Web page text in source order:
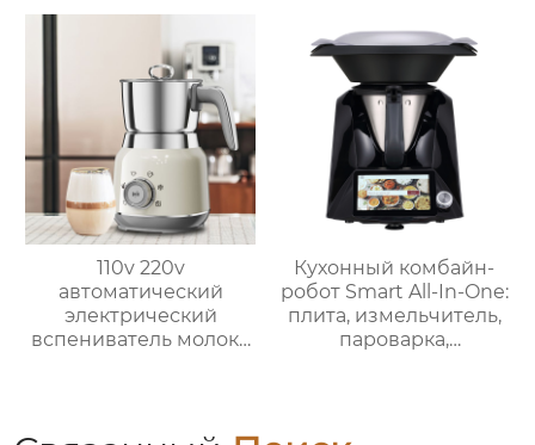
изоляционные
многослойное
приготовление льда,
быстрое
высвобождение,
бытовые
льдогенераторы
изготовленный на
заказ
110v 220v
автоматический
электрический
вспениватель молока
горячего шоколада
Кухонный комбайн-
робот Smart All-In-One:
плита, измельчитель,
пароварка,